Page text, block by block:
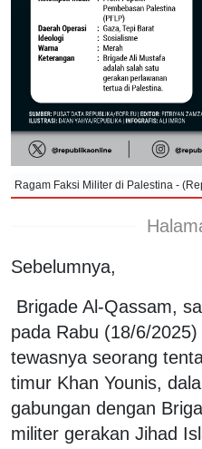
Ragam Faksi Militer di Palestina -
Sebelumnya,
Brigade Al-Qassam,
pada Rabu (18/6/
tewasnya seorang
timur Khan Younis,
gabungan dengan
militer gerakan Jihad